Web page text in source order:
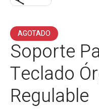
AGOTADO
Soporte
Teclado
Regulable